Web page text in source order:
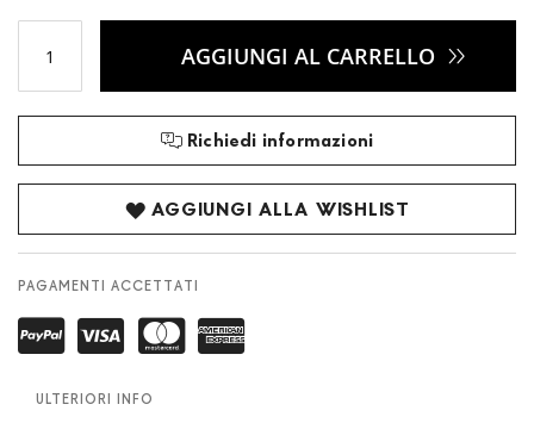
AGGIUNGI AL CARRELLO
Richiedi informazioni
AGGIUNGI ALLA WISHLIST
PAGAMENTI ACCETTATI
ULTERIORI INFO